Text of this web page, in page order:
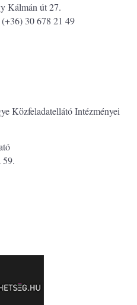
Kálmán út 27.
30 678 21 49
Közfeladatellátó Intézményei
59.